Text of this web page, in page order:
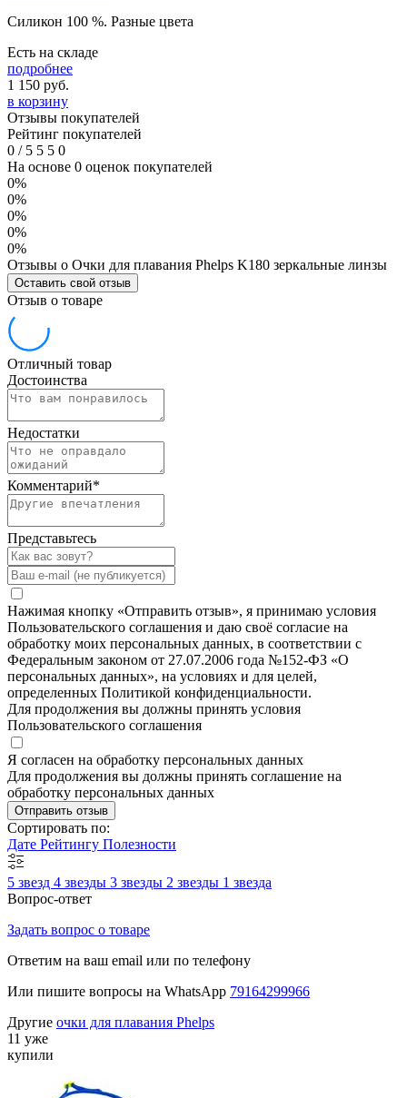
Силикон 100 %. Разные цвета
Есть на складе
подробнее
1 150 руб.
в корзину
Отзывы покупателей
Рейтинг покупателей
0 /5 5 5 0
На основе 0 оценок покупателей
0%
0%
0%
0%
0%
Отзывы о Очки для плавания Phelps K180 зеркальные линзы
Оставить свой отзыв
Отзыв о товаре
Отличный товар
Достоинства
Недостатки
Комментарий*
Представьтесь
Нажимая кнопку «Отправить отзыв», я принимаю условия
Пользовательского соглашения и даю своё согласие на
обработку моих персональных данных, в соответствии с
Федеральным законом от 27.07.2006 года №152-ФЗ «О
персональных данных», на условиях и для целей,
определенных Политикой конфиденциальности.
Для продолжения вы должны принять условия
Пользовательского соглашения
Я согласен на обработку персональных данных
Для продолжения вы должны принять соглашение на
обработку персональных данных
Отправить отзыв
Сортировать по:
Дате Рейтингу Полезности
5 звезд 4 звезды 3 звезды 2 звезды 1 звезда
Вопрос-ответ
Задать вопрос о товаре
Ответим на ваш email или по телефону
Или пишите вопросы на WhatsApp 79164299966
Другие очки для плавания Phelps
11 уже
купили